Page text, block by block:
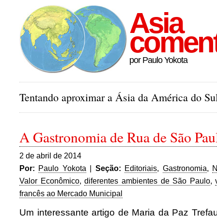
Asia
por Paulo Yokota
Tentando aproximar a Ásia da América do
A Gastronomia de Rua de São
2 de abril de 2014
Por: Paulo Yokota | Seção: Editoriais, Gastronomia,
Valor Econômico,diferentes ambientes de São Paulo,
francês ao Mercado Municipal
Um interessante artigo de Maria da Paz